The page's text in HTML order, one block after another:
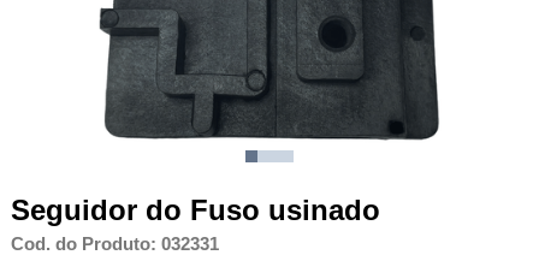
Seguidor do Fuso usinado
Cod. do Produto: 032331